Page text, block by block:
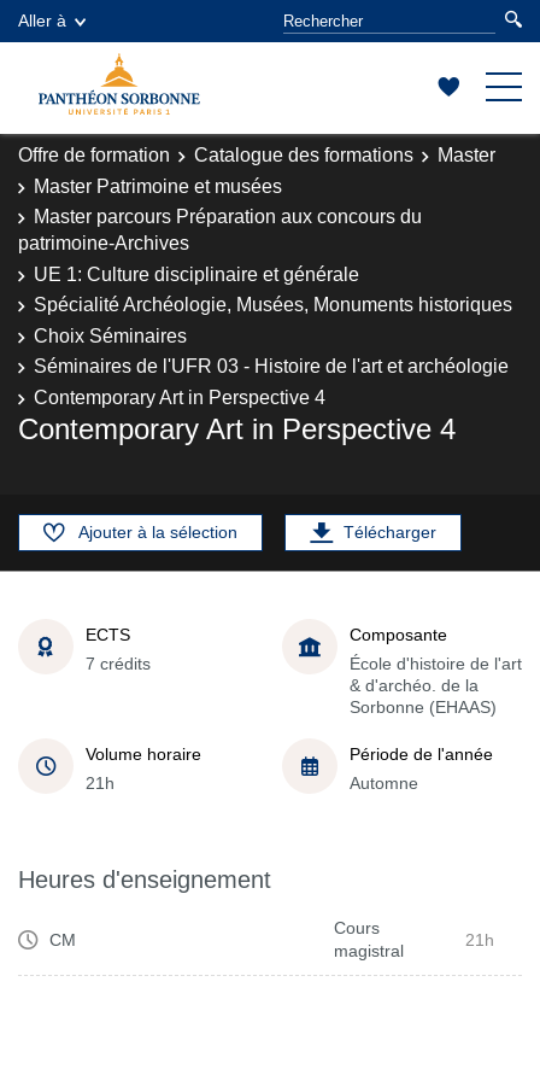
Aller à
Offre de formation Catalogue des formations
Master
Master Patrimoine et musées
Master parcours Préparation aux concours du
patrimoine-Archives
UE 1: Culture disciplinaire et générale
Spécialité Archéologie, Musées, Monuments historiques
Choix Séminaires
Séminaires de l'UFR 03 - Histoire de l'art et archéologie
Contemporary Art in Perspective 4
Contemporary Art in Perspective 4
Ajouter à la sélection Télécharger
ECTS
7 crédits
Composante
École d'histoire de l'art
& d'archéo. de la
Sorbonne (EHAAS)
Volume horaire
21h
Période de l'année
Automne
Heures d'enseignement
CM
Cours
magistral
21h